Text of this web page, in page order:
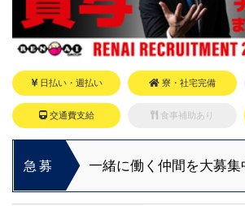
日払い・週払い 寮・社宅完備
交通費支給 食事補助あり
急募
一緒に働く仲間を大募集